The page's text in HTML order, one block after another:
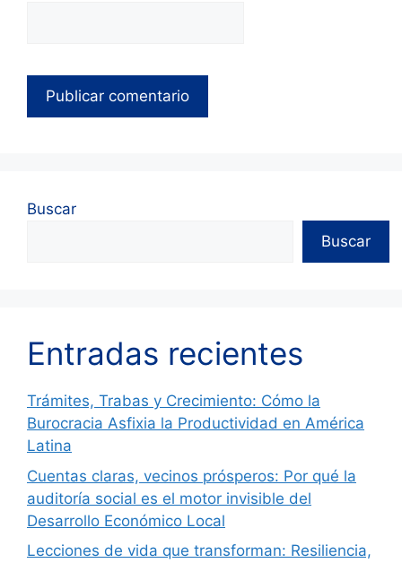
Buscar
Buscar
Entradas recientes
Trámites, Trabas y Crecimiento: Cómo la
Burocracia Asfixia la Productividad en América
Latina
Cuentas claras, vecinos prósperos: Por qué la
auditoría social es el motor invisible del
Desarrollo Económico Local
Lecciones de vida que transforman: Resiliencia,